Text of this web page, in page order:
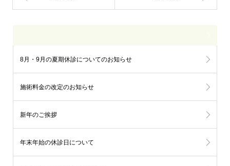
8月・9月の夏期休診についてのお知らせ
施術料金の改定のお知らせ
新年のご挨拶
年末年始の休診日について